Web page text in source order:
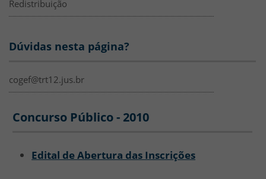
Redistribuição
Dúvidas nesta página?
cogef@trt12.jus.br
SEDEP - Concurso Público 2010
Concurso Público - 2010
Edital de Abertura das Inscrições